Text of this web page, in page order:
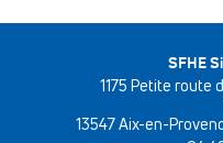
SFHE
1175 Petite route
13547 Aix-en-